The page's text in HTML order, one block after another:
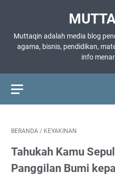
Muttaqin adalah media blog
agama, bisnis, pendidikan,
info
BERANDA / KEYAKINAN
Tahukah Kamu
Panggilan Bumi